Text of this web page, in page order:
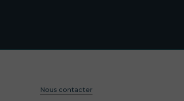
Nous contacter